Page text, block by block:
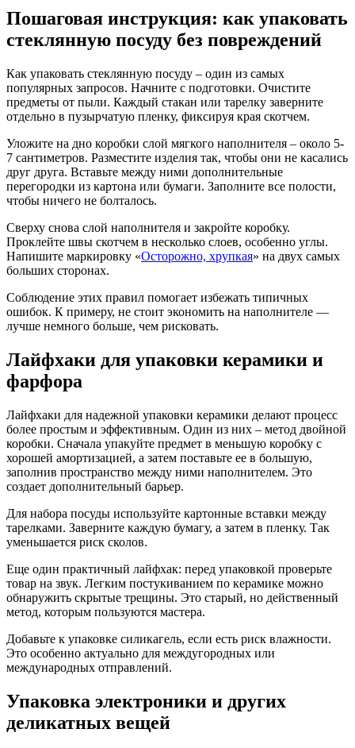
Пошаговая инструкция: как упаковать
стеклянную посуду без повреждений
Как упаковать стеклянную посуду – один из самых
популярных запросов. Начните с подготовки. Очистите
предметы от пыли. Каждый стакан или тарелку заверните
отдельно в пузырчатую пленку, фиксируя края скотчем.
Уложите на дно коробки слой мягкого наполнителя – около 5-
7 сантиметров. Разместите изделия так, чтобы они не касались
друг друга. Вставьте между ними дополнительные
перегородки из картона или бумаги. Заполните все полости,
чтобы ничего не болталось.
Сверху снова слой наполнителя и закройте коробку.
Проклейте швы скотчем в несколько слоев, особенно углы.
Напишите маркировку «Осторожно, хрупкая» на двух самых
больших сторонах.
Соблюдение этих правил помогает избежать типичных
ошибок. К примеру, не стоит экономить на наполнителе —
лучше немного больше, чем рисковать.
Лайфхаки для упаковки керамики и
фарфора
Лайфхаки для надежной упаковки керамики делают процесс
более простым и эффективным. Один из них – метод двойной
коробки. Сначала упакуйте предмет в меньшую коробку с
хорошей амортизацией, а затем поставьте ее в большую,
заполнив пространство между ними наполнителем. Это
создает дополнительный барьер.
Для набора посуды используйте картонные вставки между
тарелками. Заверните каждую бумагу, а затем в пленку. Так
уменьшается риск сколов.
Еще один практичный лайфхак: перед упаковкой проверьте
товар на звук. Легким постукиванием по керамике можно
обнаружить скрытые трещины. Это старый, но действенный
метод, которым пользуются мастера.
Добавьте к упаковке силикагель, если есть риск влажности.
Это особенно актуально для междугородных или
международных отправлений.
Упаковка электроники и других
деликатных вещей